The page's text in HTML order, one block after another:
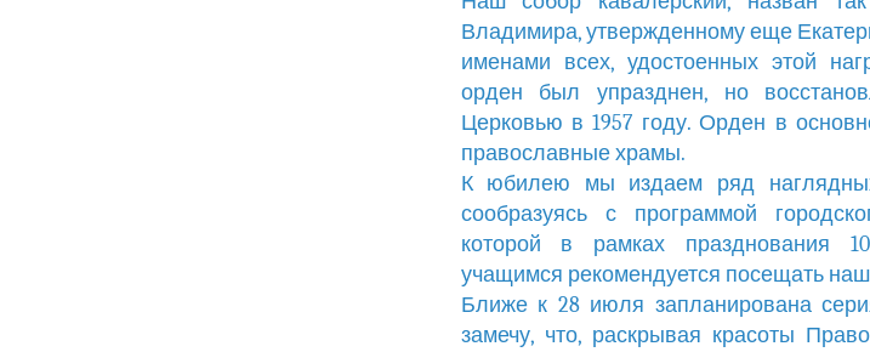
Владимира, утвержденному еще
именами всех, удостоенных этой
орден был упразднен, но
Церковью в 1957 году. Орден в
православные храмы.
К юбилею мы издаем ряд
сообразуясь с программой
которой в рамках празднования
учащимся рекомендуется посещать
Ближе к 28 июля запланирована
замечу, что, раскрывая красоты